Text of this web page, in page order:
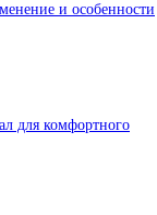
и особенности
для комфортного